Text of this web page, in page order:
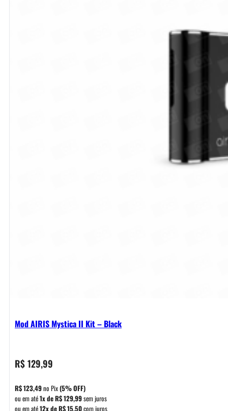
Mod AIRIS Mystica II Kit – Black
R$129,99
R$123,49no Pix(5% OFF)
ou em até1x deR$129,99sem juros
ou em até12x deR$15,50com juros